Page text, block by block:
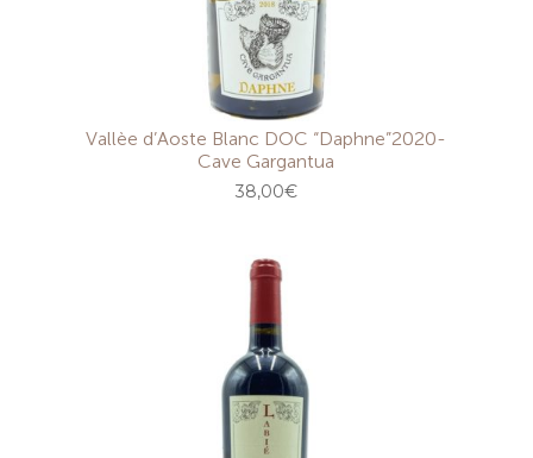
Vallèe d’Aoste Blanc DOC “Daphne”2020-
Cave Gargantua
38,00€